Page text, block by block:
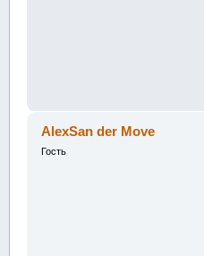
AlexSan der Move
Гость